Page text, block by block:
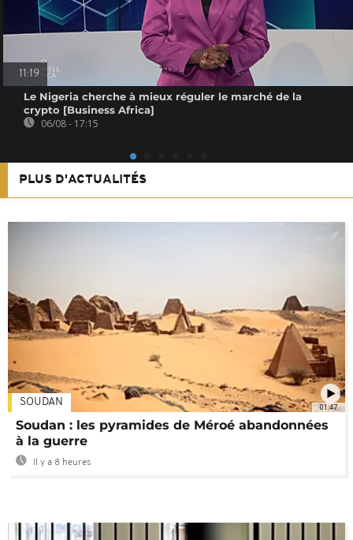
11:19
Le Nigeria cherche à mieux réguler le marché de la
crypto [Business Africa]
06/08 - 17:15
PLUS D'ACTUALITÉS
01:47
SOUDAN
Soudan : les pyramides de Méroé abandonnées
à la guerre
Il y a 8 heures